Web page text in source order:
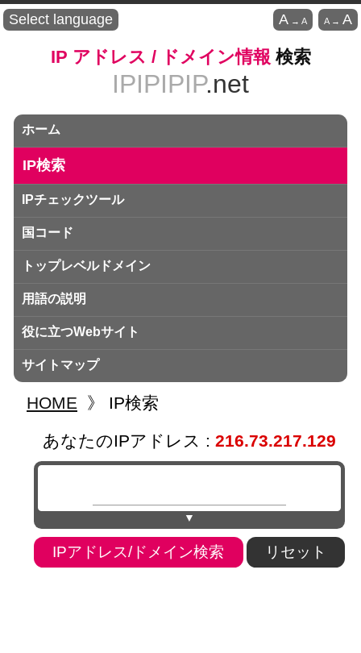
Select language A→A
A →A
IP アドレス / ドメイン情報 検索
IPIPIPIP.net
ホーム
IP検索
IPチェックツール
国コード
トップレベルドメイン
用語の説明
役に立つWebサイト
サイトマップ
HOME 》 IP検索
あなたのIPアドレス : 216.73.217.129
▼